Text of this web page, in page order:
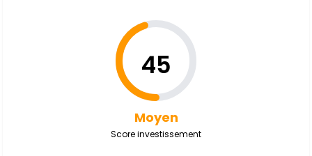
45
Moyen
Score investissement